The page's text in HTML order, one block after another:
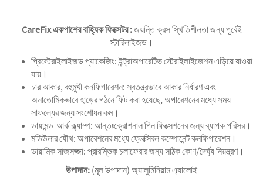
CareFix একপাশের বাহ্যিক ফিক্সেটর:জয়ন্তি ক্রস স্থিতিশীলতা জন্য পূর্বেই
স্টারিলাইজড।
প্রিস্টেরাইলাইজড প্যাকেজিং: ইন্ট্রাঅপারেটিভ স্টেরাইলাইজেশন এড়িয়ে যাওয়া
যায়।
‌‌চার আকার, বহুমুখী কনফিগারেশন‌: স্বতন্ত্রভাবে আকার নির্ধারণ এবং
অনাতোমিকভাবে হাড়ের গঠনে ফিট করা হয়েছে, অপারেশনের মধ্যে সময়
সাফল্যের জন্য সংশোধন কম।
‌ডায়ামন্ড-আর্ক ক্ল্যাম্প‌: আন্তঃক্রোশনাল পিন ফিক্সেশনের জন্য ব্যাপক পরিসর।
‌মডিউলার যৌথ‌: অপারেশনের মধ্যে ফ্লেক্সিবল কম্পোনেন্ট কনফিগারেশন।
‌ডায়ামিক সাজসজ্জা‌: প্রারম্ভিক চলাফেরার জন্য সঠিক কোণ/দৈর্ঘ্য নিয়ন্ত্রণ।
উপাদান: (মূল উপাদান) অ্যালুমিনিয়াম এ্যালোই